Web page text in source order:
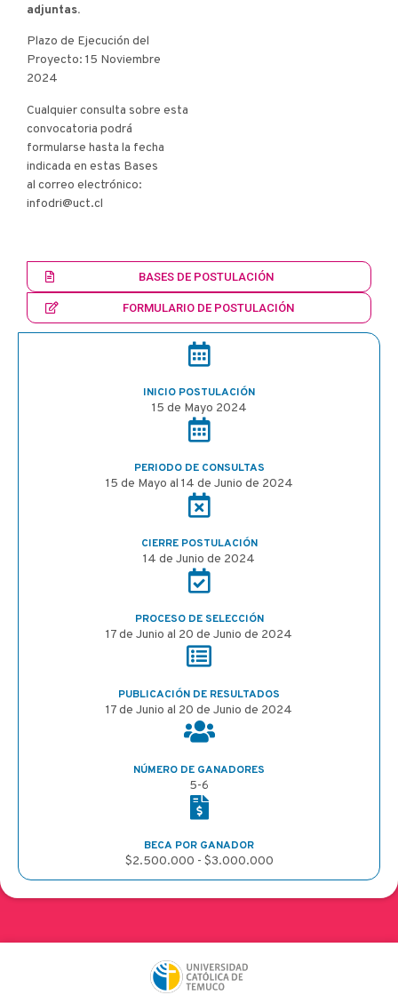
adjuntas.
Plazo de Ejecución del
Proyecto: 15 Noviembre
2024
Cualquier consulta sobre esta
convocatoria podrá
formularse hasta la fecha
indicada en estas Bases
al correo electrónico:
infodri@uct.cl
BASES DE POSTULACIÓN
FORMULARIO DE POSTULACIÓN
INICIO POSTULACIÓN
15 de Mayo 2024
PERIODO DE CONSULTAS
15 de Mayo al 14 de Junio de 2024
CIERRE POSTULACIÓN
14 de Junio de 2024
PROCESO DE SELECCIÓN
17 de Junio al 20 de Junio de 2024
PUBLICACIÓN DE RESULTADOS
17 de Junio al 20 de Junio de 2024
NÚMERO DE GANADORES
5-6
BECA POR GANADOR
$2.500.000 - $3.000.000